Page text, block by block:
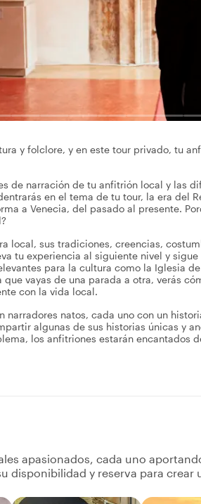
y folclore, y en este tour privado, tu
de narración de tu anfitrión local y las
en el tema de tu tour, la era del
a Venecia, del pasado al presente.
local, sus tradiciones, creencias,
tu experiencia al siguiente nivel y
para la cultura como la Iglesia
que vayas de una parada a otra, verás
con la vida local.
narradores natos, cada uno con un
algunas de sus historias únicas y
los anfitriones estarán encantados
apasionados, cada uno
disponibilidad y reserva para crear